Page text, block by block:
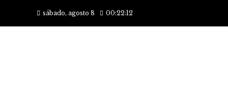
sábado, agosto 8 00:22:13